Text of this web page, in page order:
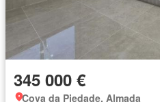
345 000 €
Cova da Piedade, Almada